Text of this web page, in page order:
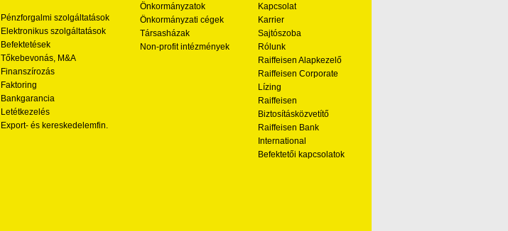
Pénzforgalmi szolgáltatások
Elektronikus szolgáltatások
Befektetések
Tőkebevonás, M&A
Finanszírozás
Faktoring
Bankgarancia
Letétkezelés
Export- és kereskedelemfin.
Önkormányzatok
Önkormányzati cégek
Társasházak
Non-profit intézmények
Kapcsolat
Karrier
Sajtószoba
Rólunk
Raiffeisen Alapkezelő
Raiffeisen Corporate
Lízing
Raiffeisen
Biztosításközvetítő
Raiffeisen Bank
International
Befektetői kapcsolatok